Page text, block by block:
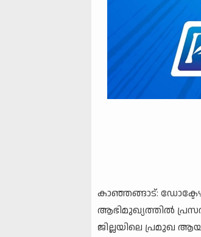
കാഞ്ഞങ്ങാട്:
ആഭിമുഖ്യത്തിൽ
ജില്ലയിലെ പ്രമുഖ